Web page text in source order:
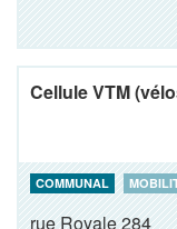
Cellule VTM
COMMUNAL
rue Royale 284